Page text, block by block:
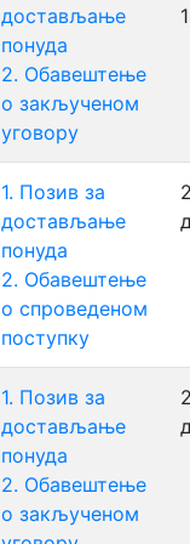
достављање
понуда
2. Обавештење
о закљученом
уговору
1. Позив за
достављање
понуда
2. Обавештење
о спроведеном
поступку
1. Позив за
достављање
понуда
2. Обавештење
о закљученом